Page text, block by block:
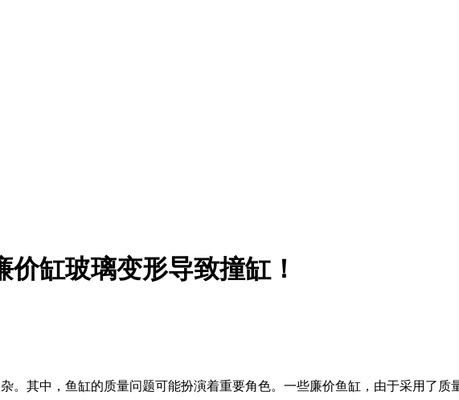
缸玻璃变形导致撞缸！
。其中，鱼缸的质量问题可能扮演着重要角色。一些廉价鱼缸，由于采用了